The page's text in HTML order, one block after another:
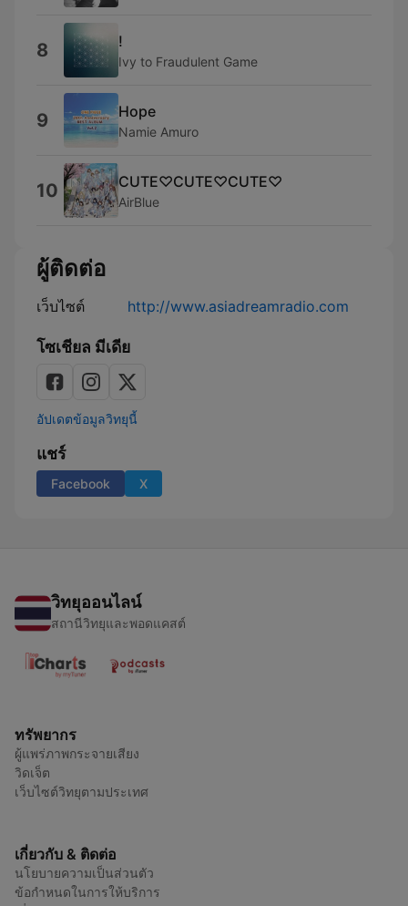
8 !
Ivy to Fraudulent Game
9 Hope
Namie Amuro
10 CUTE♡CUTE♡CUTE♡
AirBlue
ผู้ติดต่อ
เว็บไซต์ http://www.asiadreamradio.com
โซเชียล มีเดีย
อัปเดตข้อมูลวิทยุนี้
แชร์
Facebook X
วิทยุออนไลน์
สถานีวิทยุและพอดแคสต์
ทรัพยากร
ผู้แพร่ภาพกระจายเสียง
วิดเจ็ต
เว็บไซต์วิทยุตามประเทศ
เกี่ยวกับ & ติดต่อ
นโยบายความเป็นส่วนตัว
ข้อกำหนดในการให้บริการ